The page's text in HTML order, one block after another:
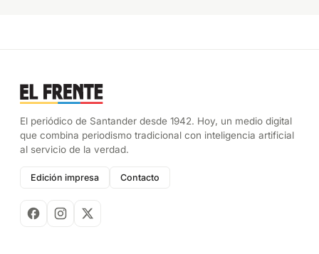
El periódico de Santander desde 1942. Hoy, un medio digital
que combina periodismo tradicional con inteligencia artificial
al servicio de la verdad.
Edición impresa Contacto